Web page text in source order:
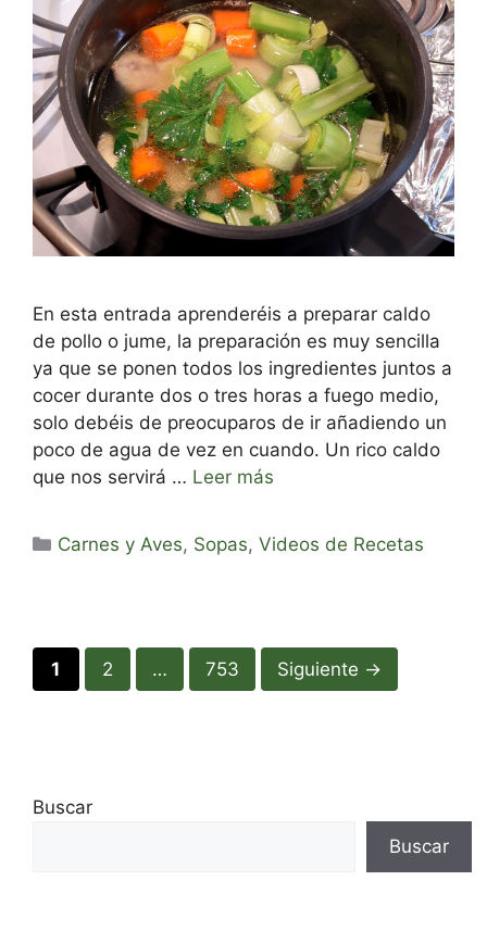
En esta entrada aprenderéis a preparar caldo
de pollo o jume, la preparación es muy sencilla
ya que se ponen todos los ingredientes juntos a
cocer durante dos o tres horas a fuego medio,
solo debéis de preocuparos de ir añadiendo un
poco de agua de vez en cuando. Un rico caldo
que nos servirá … Leer más
Categorías
Carnes y Aves, Sopas,Videos de Recetas
Página
1 Página
2 … Página
753 Siguiente →
Buscar
Buscar